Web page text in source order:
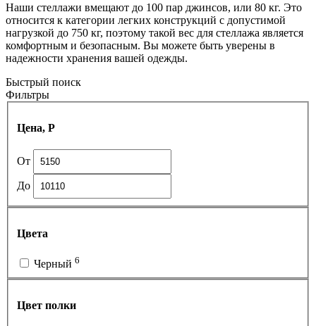
Наши стеллажи вмещают до 100 пар джинсов, или 80 кг. Это
относится к категории легких конструкций с допустимой
нагрузкой до 750 кг, поэтому такой вес для стеллажа является
комфортным и безопасным. Вы можете быть уверены в
надежности хранения вашей одежды.
Быстрый поиск
Фильтры
Цена, Р
От
До
Цвета
Черный 6
Цвет полки